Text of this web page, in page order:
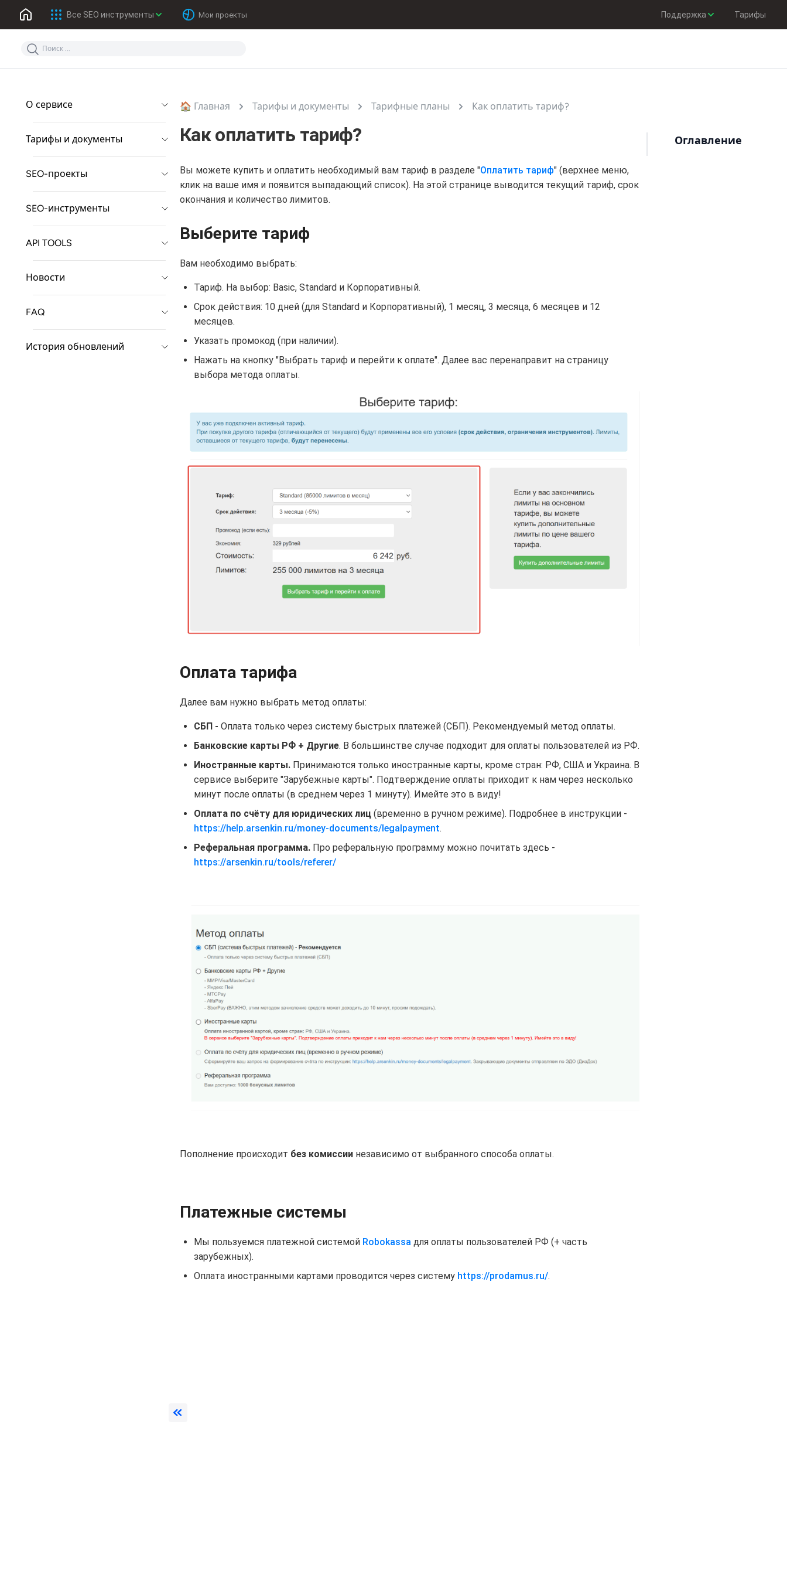
Все SEO инструменты Мои проекты Поддержка Тарифы
О сервисе
Тарифы и документы
SEO-проекты
SEO-инструменты
API TOOLS
Новости
FAQ
История обновлений
🏠 Главная Тарифы и документы Тарифные планы Как оплатить тариф?
Как оплатить тариф?
Вы можете купить и оплатить необходимый вам тариф в разделе "Оплатить тариф" (верхнее меню,
клик на ваше имя и появится выпадающий список). На этой странице выводится текущий тариф, срок
окончания и количество лимитов.
Выберите тариф
Вам необходимо выбрать:
Тариф. На выбор: Basic, Standard и Корпоративный.
Срок действия: 10 дней (для Standard и Корпоративный), 1 месяц, 3 месяца, 6 месяцев и 12
месяцев.
Указать промокод (при наличии).
Нажать на кнопку "Выбрать тариф и перейти к оплате". Далее вас перенаправит на страницу
выбора метода оплаты.
Оплата тарифа
Далее вам нужно выбрать метод оплаты:
СБП - Оплата только через систему быстрых платежей (СБП). Рекомендуемый метод оплаты.
Банковские карты РФ + Другие. В большинстве случае подходит для оплаты пользователей из РФ.
Иностранные карты.Принимаются только иностранные карты, кроме стран: РФ, США и Украина. В
сервисе выберите "Зарубежные карты". Подтверждение оплаты приходит к нам через несколько
минут после оплаты (в среднем через 1 минуту). Имейте это в виду!
Оплата по счёту для юридических лиц(временно в ручном режиме). Подробнее в инструкции -
https://help.arsenkin.ru/money-documents/legalpayment.
Реферальная программа.Про реферальную программу можно почитать здесь -
https://arsenkin.ru/tools/referer/
Пополнение происходит без комиссиинезависимо от выбранного способа оплаты.
Платежные системы
Мы пользуемся платежной системой Robokassa для оплаты пользователей РФ (+ часть
зарубежных).
Оплата иностранными картами проводится через систему https://prodamus.ru/.
Оглавление